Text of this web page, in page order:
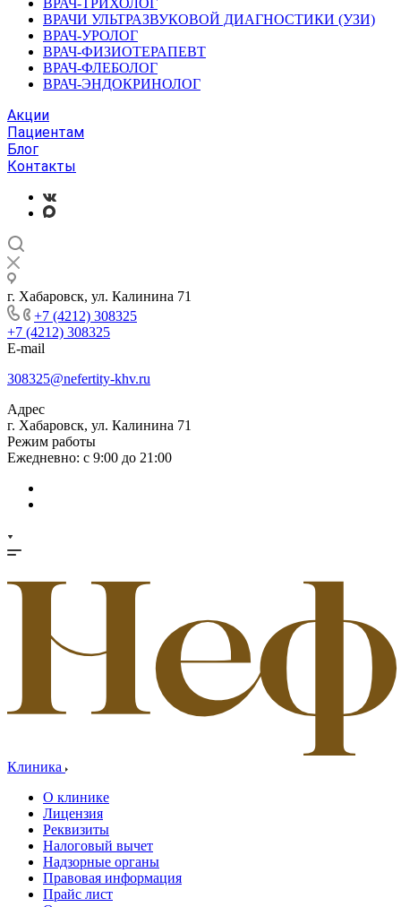
ВРАЧ-ТРИХОЛОГ
ВРАЧИ УЛЬТРАЗВУКОВОЙ ДИАГНОСТИКИ (УЗИ)
ВРАЧ-УРОЛОГ
ВРАЧ-ФИЗИОТЕРАПЕВТ
ВРАЧ-ФЛЕБОЛОГ
ВРАЧ-ЭНДОКРИНОЛОГ
Акции
Пациентам
Блог
Контакты
г. Хабаровск, ул. Калинина 71
+7 (4212) 308325
+7 (4212) 308325
E-mail
308325@nefertity-khv.ru
Адрес
г. Хабаровск, ул. Калинина 71
Режим работы
Ежедневно: с 9:00 до 21:00
Клиника
О клинике
Лицензия
Реквизиты
Налоговый вычет
Надзорные органы
Правовая информация
Прайс лист